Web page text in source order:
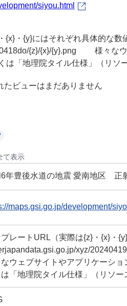
siyou.html
{x}・{y}にはそれぞれ具体的な
{z}/{x}/{y}.png 様々なウ
は「地理院タイル仕様」（リソ
たビューはまだありません
て表示
年豊後水道の地震 愛南地区 正
maps.gsi.go.jp/development/
レートURL（実際は{z}・{x}・
xyz/
ウェブサイトやアプリケーシ
は「地理院タイル仕様」（リソー